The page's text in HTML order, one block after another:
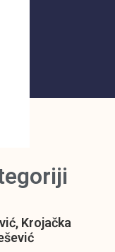
Krojačka